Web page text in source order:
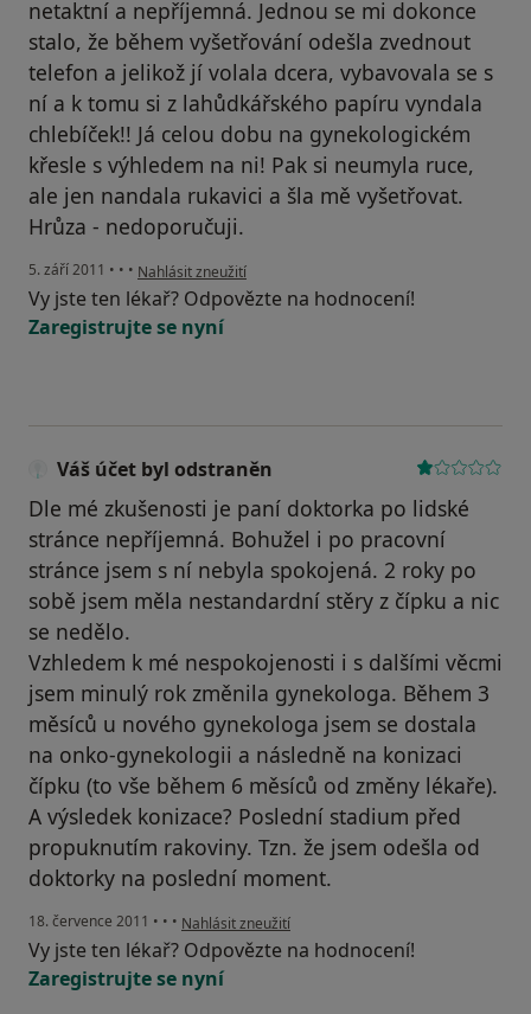
netaktní a nepříjemná. Jednou se mi dokonce
stalo, že během vyšetřování odešla zvednout
telefon a jelikož jí volala dcera, vybavovala se s
ní a k tomu si z lahůdkářského papíru vyndala
chlebíček!! Já celou dobu na gynekologickém
křesle s výhledem na ni! Pak si neumyla ruce,
ale jen nandala rukavici a šla mě vyšetřovat.
Hrůza - nedoporučuji.
5. září 2011 • • • podle názoru uživatele Váš účet byl odstraněn
Nahlásit zneužití
Vy jste ten lékař? Odpovězte na hodnocení!
Zaregistrujte se nyní
Váš účet byl odstraněn
Dle mé zkušenosti je paní doktorka po lidské
stránce nepříjemná. Bohužel i po pracovní
stránce jsem s ní nebyla spokojená. 2 roky po
sobě jsem měla nestandardní stěry z čípku a nic
se nedělo.
Vzhledem k mé nespokojenosti i s dalšími věcmi
jsem minulý rok změnila gynekologa. Během 3
měsíců u nového gynekologa jsem se dostala
na onko-gynekologii a následně na konizaci
čípku (to vše během 6 měsíců od změny lékaře).
A výsledek konizace? Poslední stadium před
propuknutím rakoviny. Tzn. že jsem odešla od
doktorky na poslední moment.
18. července 2011 • • • podle názoru uživatele Váš účet byl odstraněn
Nahlásit zneužití
Vy jste ten lékař? Odpovězte na hodnocení!
Zaregistrujte se nyní